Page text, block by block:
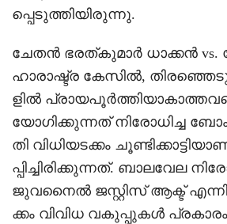
പ്പെടുത്തിയിരുന്നു.
ചേതൻ ഭരത്കുമാർ ധാക്കൻ vs.
ഹാരാഷ്ട്ര കേസിൽ,
ളിൽ
യോഗിക്കുന്നത് നിരോധിച്ച
തി വിധിയടക്കം
പ്പിച്ചിരിക്കുന്നത്. ബാലവേല
ജുവനൈൽ ജസ്റ്റിസ് ആക്ട്
ക്കം വിവിധ വകുപ്പുകൾ